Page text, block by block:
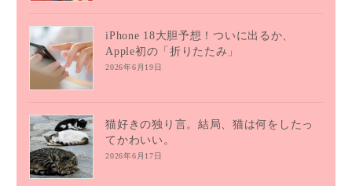
iPhone 18大胆予想！ついに出るか、
Apple初の「折りたたみ」
2026年6月19日
猫好きの独り言。結局、猫は何をしたっ
てかわいい。
2026年6月17日